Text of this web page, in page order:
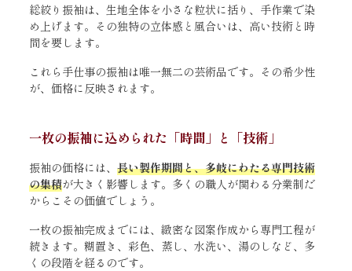
総絞り振袖は、生地全体を小さな粒状に括り、手作業で染
め上げます。その独特の立体感と風合いは、高い技術と時
間を要します。
これら手仕事の振袖は唯一無二の芸術品です。その希少性
が、価格に反映されます。
一枚の振袖に込められた「時間」と「技術」
振袖の価格には、長い製作期間と、多岐にわたる専門技術
の集積が大きく影響します。多くの職人が関わる分業制だ
からこその価値でしょう。
一枚の振袖完成までには、緻密な図案作成から専門工程が
続きます。糊置き、彩色、蒸し、水洗い、湯のしなど、多
くの段階を経るのです。